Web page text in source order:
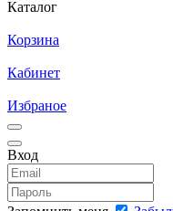
Каталог
Корзина
Кабинет
Избраное
Вход